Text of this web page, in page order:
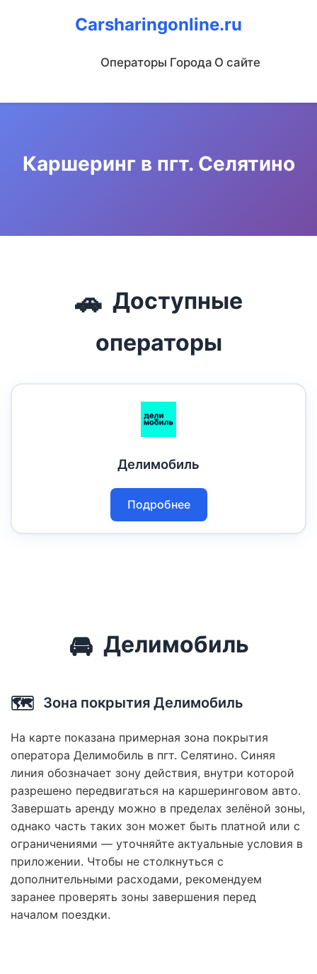
Carsharingonline.ru
Операторы Города О сайте
Каршеринг в пгт. Селятино
🚗 Доступные
операторы
Делимобиль
Подробнее
🚘 Делимобиль
🗺️ Зона покрытия Делимобиль
На карте показана примерная зона покрытия
оператора Делимобиль в пгт. Селятино. Синяя
линия обозначает зону действия, внутри которой
разрешено передвигаться на каршеринговом авто.
Завершать аренду можно в пределах зелёной зоны,
однако часть таких зон может быть платной или с
ограничениями — уточняйте актуальные условия в
приложении. Чтобы не столкнуться с
дополнительными расходами, рекомендуем
заранее проверять зоны завершения перед
началом поездки.